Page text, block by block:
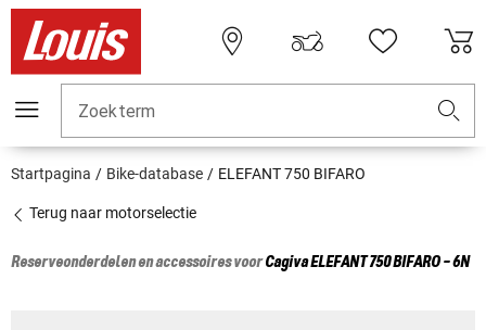
Zoekterm
Startpagina Bike-database ELEFANT 750 BIFARO
Terug naar motorselectie
Reserveonderdelen en accessoires voorCagivaELEFANT 750 BIFARO - 6N